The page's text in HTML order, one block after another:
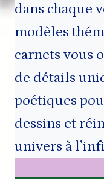
dans chaque
modèles
carnets vous
de détails
poétiques
dessins et
univers à